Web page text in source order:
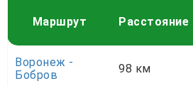
Маршрут Расстояние
Воронеж -
Бобров
98 км